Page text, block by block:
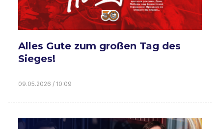
Alles Gute zum großen Tag des
Sieges!
09.05.2026 / 10:09